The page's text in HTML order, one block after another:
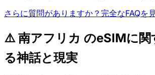
さらに質問がありますか？完全なFAQを
⚠️ 南アフリカ のeSIMに関
る神話と現実